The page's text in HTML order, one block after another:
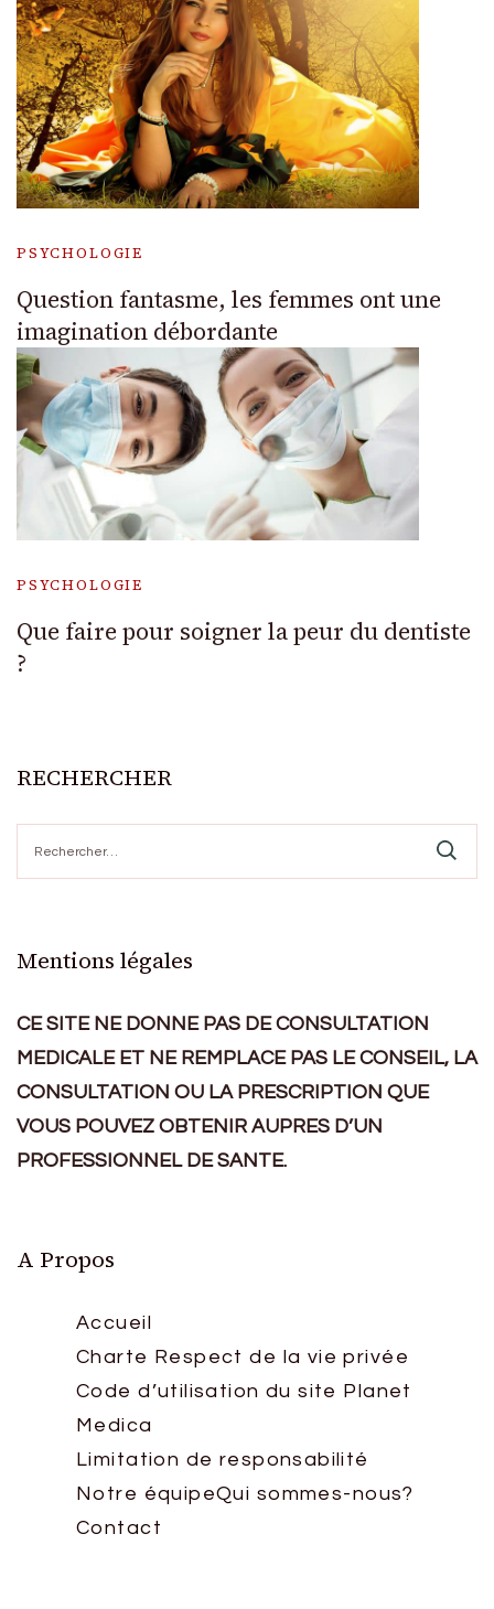
PSYCHOLOGIE
Question fantasme, les femmes ont une
imagination débordante
PSYCHOLOGIE
Que faire pour soigner la peur du dentiste
?
RECHERCHER
Mentions légales
CE SITE NE DONNE PAS DE CONSULTATION
MEDICALE ET NE REMPLACE PAS LE CONSEIL, LA
CONSULTATION OU LA PRESCRIPTION QUE
VOUS POUVEZ OBTENIR AUPRES D’UN
PROFESSIONNEL DE SANTE.
A Propos
Accueil
Charte Respect de la vie privée
Code d’utilisation du site Planet
Medica
Limitation de responsabilité
Notre équipeQui sommes-nous?
Contact